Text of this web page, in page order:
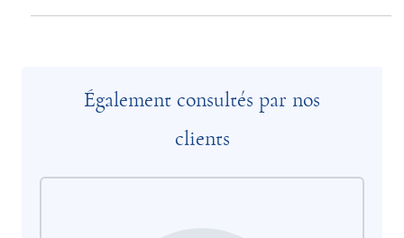
Également consultés par nos
clients